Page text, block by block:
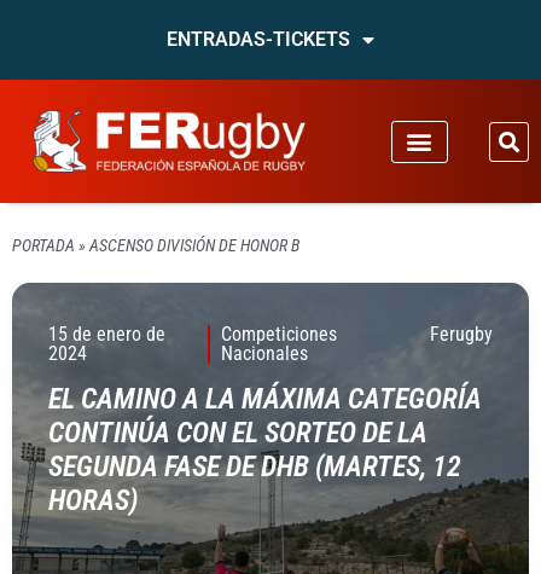
ENTRADAS-TICKETS
PORTADA » ASCENSO DIVISIÓN DE HONOR B
15 de enero de
2024
Competiciones
Nacionales
Ferugby
EL CAMINO A LA MÁXIMA CATEGORÍA
CONTINÚA CON EL SORTEO DE LA
SEGUNDA FASE DE DHB (MARTES, 12
HORAS)